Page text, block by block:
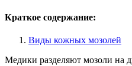
Краткое содержание:
Виды кожных мозолей
Медики разделяют мозоли на